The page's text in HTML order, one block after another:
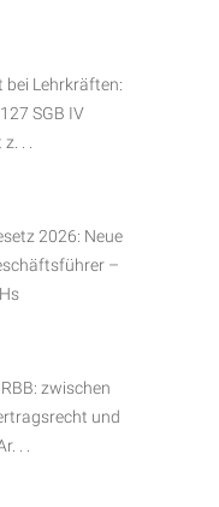
bei Lehrkräften:
SGB IV
. .
2026: Neue
–
zwischen
und
. .